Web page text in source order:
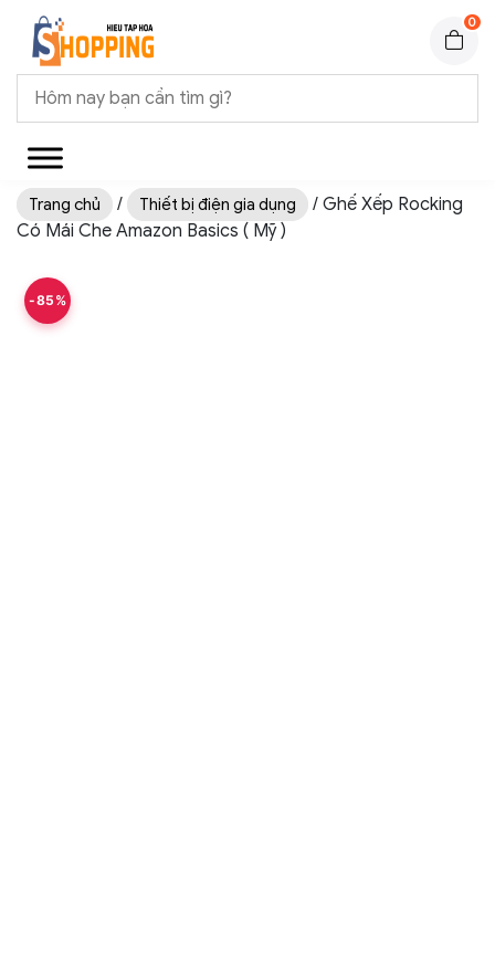
0
Trang chủ / Thiết bị điện gia dụng
/ Ghế Xếp Rocking
Có Mái Che Amazon Basics ( Mỹ )
-85%